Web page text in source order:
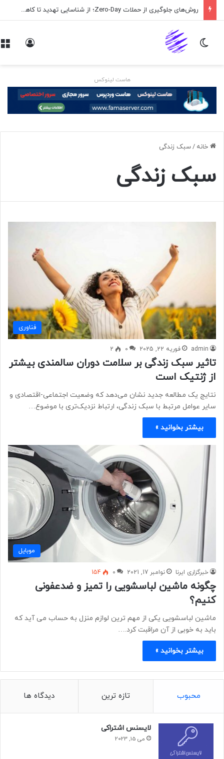
روش‌های جلوگیری از حملات Zero-Day؛ از شناسایی تهدید تا کاهش ریسک
تغییر پوسته
هاست لینوکس
خانه /سبک زندگی
سبک زندگی
فناوری
admin فوریه 22, 2025 0
2
تاثیر سبک زندگی بر سلامت دوران سالمندی بیشتر
از ژنتیک است
نتایج یک مطالعه جدید نشان می‌دهد که وضعیت اجتماعی-اقتصادی و
سایر عوامل مرتبط با سبک زندگی، ارتباط نزدیک‌تری با موضوع…
بیشتر بخوانید »
موبايل
خبرگزاری ایرنا نوامبر 17, 2021 0
154
چگونه ماشین لباسشویی را تمیز و ضدعفونی
کنیم؟
ماشین لباسشویی یکی از مهم ترین لوازم منزل به حساب می آید که
باید به خوبی از آن مراقبت کرد.…
بیشتر بخوانید »
محبوب تازه ترین دیدگاه ها
لایسنس اشتراکی
می 15, 2023